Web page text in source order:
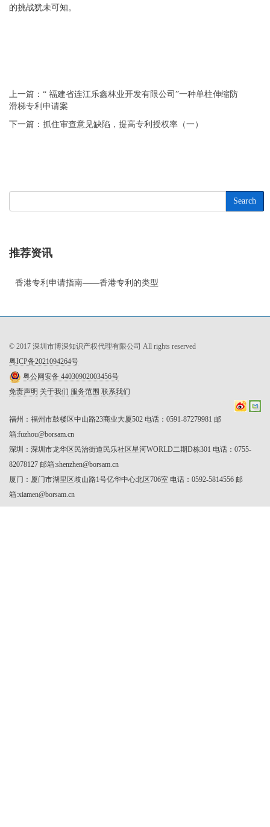
的挑战犹未可知。
上一篇： “ 福建省连江乐鑫林业开发有限公司”一种单柱伸缩防
滑梯专利申请案
下一篇： 抓住审查意见缺陷，提高专利授权率（一）
Search
推荐资讯
香港专利申请指南——香港专利的类型
© 2017 深圳市博深知识产权代理有限公司 All rights reserved
粤ICP备2021094264号
粤公网安备 44030902003456号
免责声明 关于我们 服务范围 联系我们
福州：福州市鼓楼区中山路23商业大厦502 电话：0591-87279981 邮
箱:fuzhou@borsam.cn
深圳：深圳市龙华区民治街道民乐社区星河WORLD二期D栋301 电话：0755-
82078127 邮箱:shenzhen@borsam.cn
厦门：厦门市湖里区歧山路1号亿华中心北区706室 电话：0592-5814556 邮
箱:xiamen@borsam.cn